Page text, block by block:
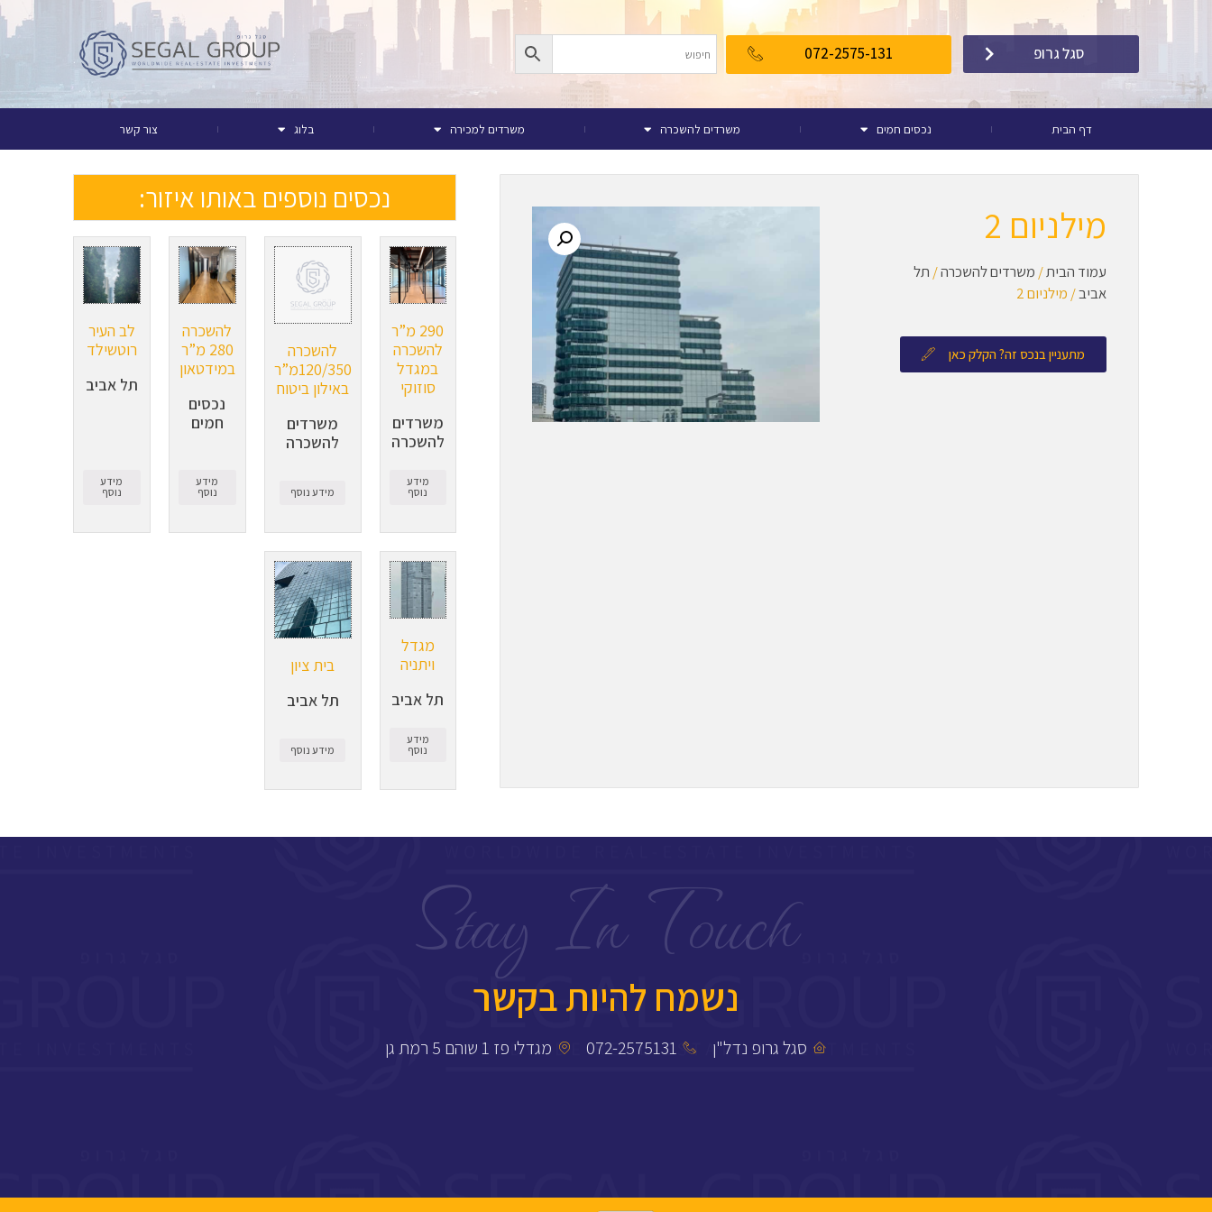
סגל גרופ 072-2575-131
דף הבית נכסים חמים משרדים להשכרה משרדים למכירה בלוג צור קשר
מילניום 2
עמוד הבית/ משרדים להשכרה/ תל
אביב/ מילניום 2
מתעניין בנכס זה? הקלק כאן
נכסים נוספים באותו איזור:
290 מ”ר
להשכרה
במגדל
סוזוקי
משרדים
להשכרה
מידע
נוסף
להשכרה
120/350מ”ר
באילון ביטוח
משרדים
להשכרה
מידע נוסף
להשכרה
280 מ”ר
במידטאון
נכסים
חמים
מידע
נוסף
לב העיר
רוטשילד
תל אביב
מידע
נוסף
מגדל
ויתניה
תל אביב
מידע
נוסף
בית ציון
תל אביב
מידע נוסף
Stay In Touch​
נשמח להיות בקשר
סגל גרופ נדל"ן 072-2575131 מגדלי פז 1 שוהם 5 רמת גן